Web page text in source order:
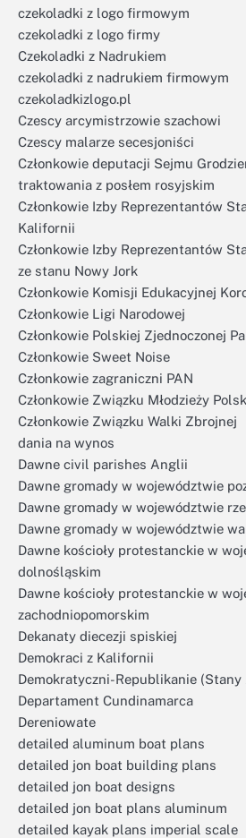
czekoladki z logo firmowym
czekoladki z logo firmy
Czekoladki z Nadrukiem
czekoladki z nadrukiem firmowym
czekoladkizlogo.pl
Czescy arcymistrzowie szachowi
Czescy malarze secesjoniści
Członkowie deputacji Sejmu
traktowania z posłem rosyjskim
Członkowie Izby Reprezentantów
Kalifornii
Członkowie Izby Reprezentantów
ze stanu Nowy Jork
Członkowie Komisji Edukacyjnej
Członkowie Ligi Narodowej
Członkowie Polskiej Zjednoczonej
Członkowie Sweet Noise
Członkowie zagraniczni PAN
Członkowie Związku Młodzieży
Członkowie Związku Walki Zbrojnej
dania na wynos
Dawne civil parishes Anglii
Dawne gromady w województwie
Dawne gromady w województwie
Dawne gromady w województwie
Dawne kościoły protestanckie w
dolnośląskim
Dawne kościoły protestanckie w
zachodniopomorskim
Dekanaty diecezji spiskiej
Demokraci z Kalifornii
Demokratyczni-Republikanie (Stany
Departament Cundinamarca
Dereniowate
detailed aluminum boat plans
detailed jon boat building plans
detailed jon boat designs
detailed jon boat plans aluminum
detailed kayak plans imperial scale